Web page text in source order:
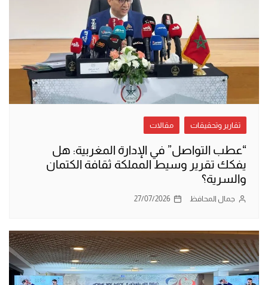
تقارير وتحقيقات مقالات
“عطب التواصل” في الإدارة المغربية: هل
يفكك تقرير وسيط المملكة ثقافة الكتمان
والسرية؟
جمال المحافظ 27/07/2026